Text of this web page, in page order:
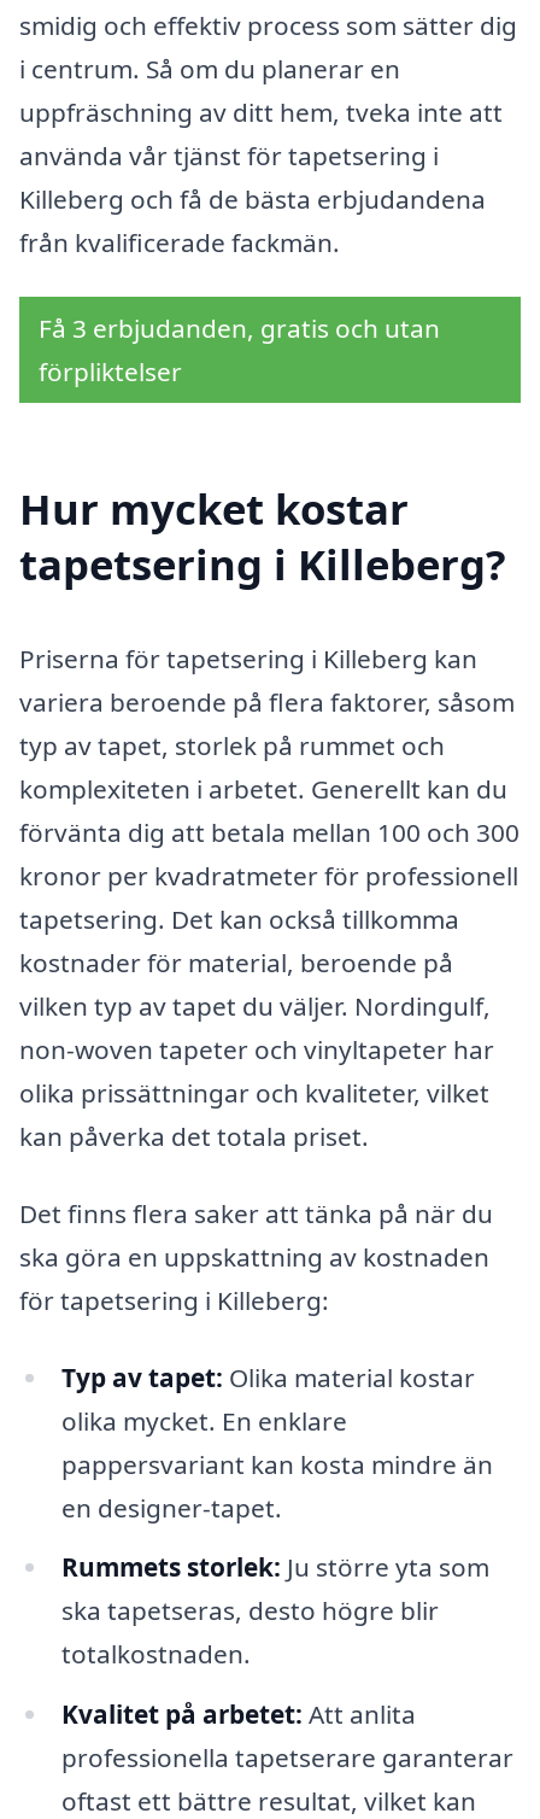
smidig och effektiv process som sätter dig
i centrum. Så om du planerar en
uppfräschning av ditt hem, tveka inte att
använda vår tjänst för tapetsering i
Killeberg och få de bästa erbjudandena
från kvalificerade fackmän.
Få 3 erbjudanden, gratis och utan
förpliktelser
Hur mycket kostar
tapetsering i Killeberg?
Priserna för tapetsering i Killeberg kan
variera beroende på flera faktorer, såsom
typ av tapet, storlek på rummet och
komplexiteten i arbetet. Generellt kan du
förvänta dig att betala mellan 100 och 300
kronor per kvadratmeter för professionell
tapetsering. Det kan också tillkomma
kostnader för material, beroende på
vilken typ av tapet du väljer. Nordingulf,
non-woven tapeter och vinyltapeter har
olika prissättningar och kvaliteter, vilket
kan påverka det totala priset.
Det finns flera saker att tänka på när du
ska göra en uppskattning av kostnaden
för tapetsering i Killeberg:
Typ av tapet: Olika material kostar
olika mycket. En enklare
pappersvariant kan kosta mindre än
en designer-tapet.
Rummets storlek: Ju större yta som
ska tapetseras, desto högre blir
totalkostnaden.
Kvalitet på arbetet: Att anlita
professionella tapetserare garanterar
oftast ett bättre resultat, vilket kan